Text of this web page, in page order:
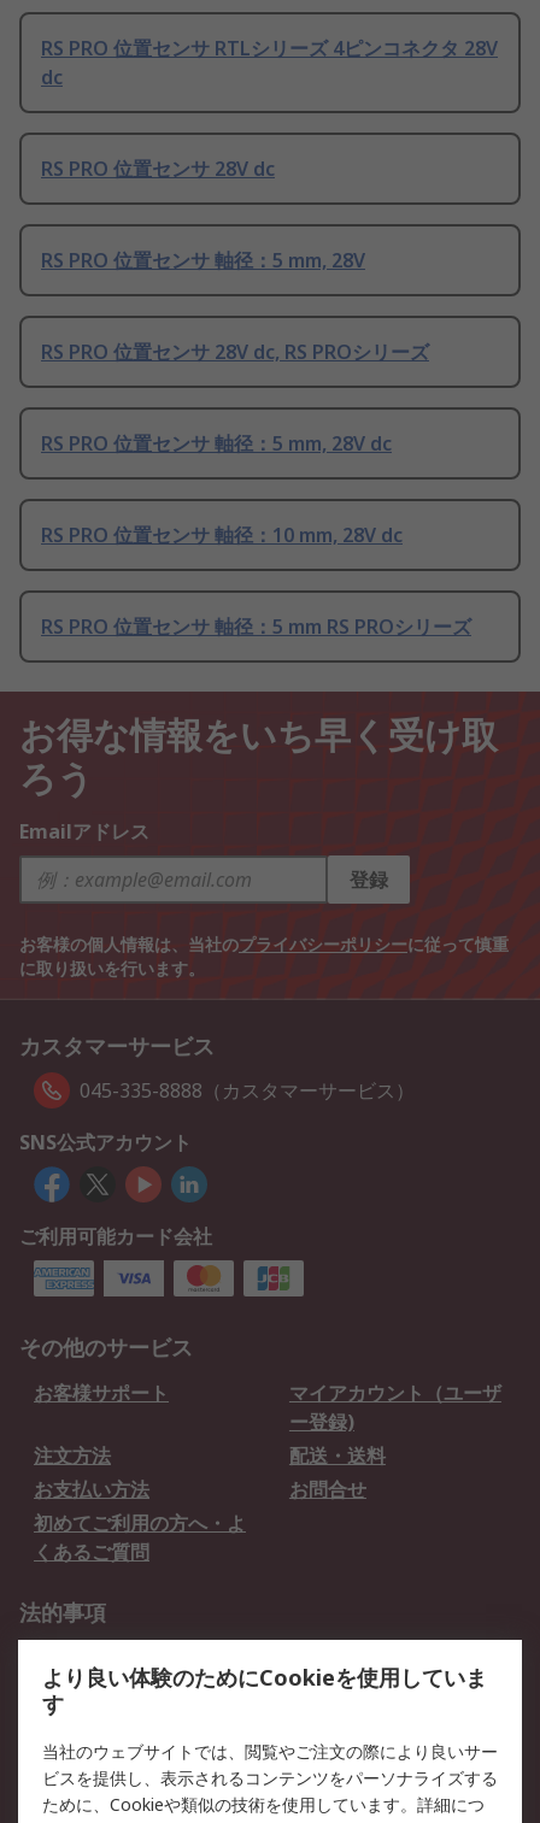
RS PRO 位置センサ RTLシリーズ 4ピンコネクタ 28V
dc
RS PRO 位置センサ 28V dc
RS PRO 位置センサ 軸径：5 mm, 28V
RS PRO 位置センサ 28V dc, RS PROシリーズ
RS PRO 位置センサ 軸径：5 mm, 28V dc
RS PRO 位置センサ 軸径：10 mm, 28V dc
RS PRO 位置センサ 軸径：5 mm RS PROシリーズ
お得な情報をいち早く受け取
ろう
Emailアドレス
登録
お客様の個人情報は、当社のプライバシーポリシーに従って慎重
に取り扱いを行います。
カスタマーサービス
045-335-8888（カスタマーサービス）
SNS公式アカウント
ご利用可能カード会社
その他のサービス
お客様サポート
マイアカウント（ユーザ
ー登録)
注文方法
配送・送料
お支払い方法
お問合せ
初めてご利用の方へ・よ
くあるご質問
法的事項
クッキーポリシー
RSについて
会社概要
採用情報
より良い体験のためにCookieを使用していま
す
当社のウェブサイトでは、閲覧やご注文の際により良いサー
ビスを提供し、表示されるコンテンツをパーソナライズする
ために、Cookieや類似の技術を使用しています。詳細につ